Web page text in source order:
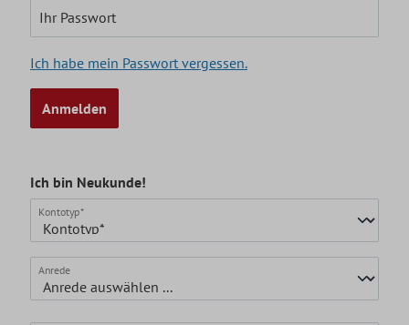
Ihr Passwort
Ich habe mein Passwort vergessen.
Anmelden
Ich bin Neukunde!
Persönliche Informationen
Kontotyp*
Anrede